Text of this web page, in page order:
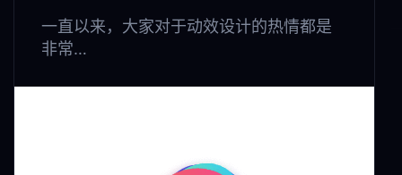
一直以来，大家对于动效设计的热情都是
非常…